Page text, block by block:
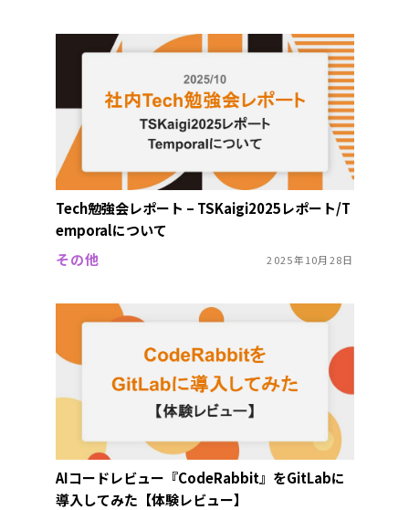
Tech勉強会レポート – TSKaigi2025レポート/T
emporalについて
その他
2025年10月28日
AIコードレビュー『CodeRabbit』をGitLabに
導入してみた【体験レビュー】